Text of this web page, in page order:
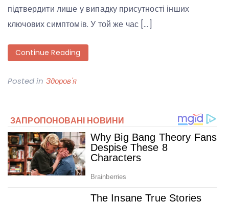
підтвердити лише у випадку присутності інших
ключових симптомів. У той же час […]
Continue Reading
Posted in Здоров'я